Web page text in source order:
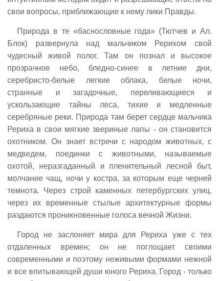
свои вопросы, приближающие к нему лики Правды.
Природа в те «баснословные года» (Тютчев и Ал.
Блок) развернула над мальчиком Рерихом свой
чудесный живой полог. Там он познал и высокое
прозрачное небо, бледно-синее в летние дни,
серебристо-белые легкие облака, белые ночи,
странные и загадочные, переливающиеся и
ускользающие тайны леса, тихие и медленные
серебряные реки. Природа там берет сердце мальчика
Рериха в свои мягкие звериные лапы - он становится
охотником. Он знает встречи с народом животных, с
медведем, поединки с животными, называемые
охотой, неразгаданный и пленительный лесной быт,
молчание чащ, ночи у костра, за которым еще черней
темнота. Через строй каменных петербургских улиц,
через их временные стылые архитектурные формы
раздаются проникновенные голоса вечной Жизни.
Город не заслоняет мира для Рериха уже с тех
отдаленных времен; он не поглощает своими
современными и поэтому неживыми формами нежной
и все впитывающей души юного Рериха. Город - только